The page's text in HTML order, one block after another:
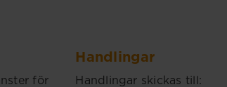
för
Handlingar
Handlingar skickas till: